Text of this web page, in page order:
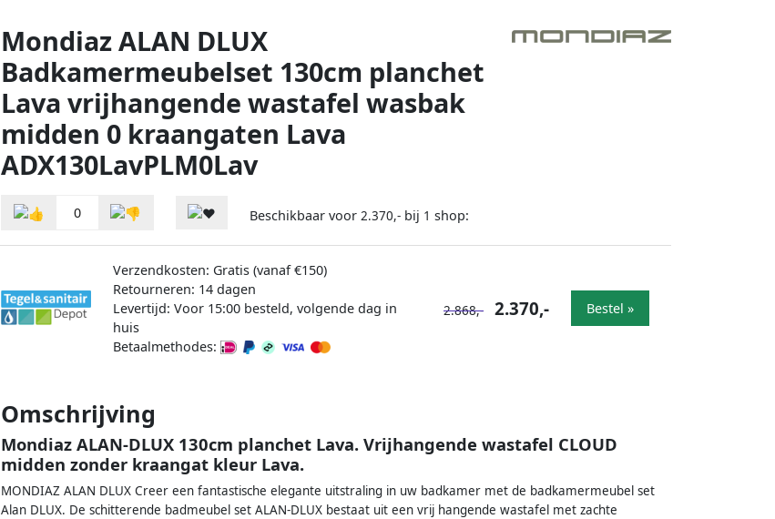
Mondiaz ALAN DLUX
Badkamermeubelset 130cm planchet
Lava vrijhangende wastafel wasbak
midden 0 kraangaten Lava
ADX130LavPLM0Lav
0 Beschikbaar voor 2.370,- bij 1 shop:
Verzendkosten: Gratis (vanaf €150)
Retourneren: 14 dagen
Levertijd: Voor 15:00 besteld, volgende dag in
huis
Betaalmethodes:
2.868,- 2.370,- Bestel »
Omschrijving
Mondiaz ALAN-DLUX 130cm planchet Lava. Vrijhangende wastafel CLOUD
midden zonder kraangat kleur Lava.
MONDIAZ ALAN DLUX Creer een fantastische elegante uitstraling in uw badkamer met de badkamermeubel set
Alan DLUX. De schitterende badmeubel set ALAN-DLUX bestaat uit een vrij hangende wastafel met zachte